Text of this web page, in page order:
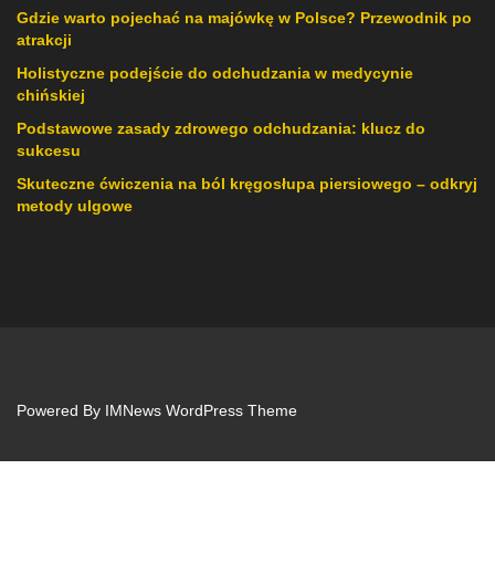
Gdzie warto pojechać na majówkę w Polsce? Przewodnik po
atrakcji
Holistyczne podejście do odchudzania w medycynie
chińskiej
Podstawowe zasady zdrowego odchudzania: klucz do
sukcesu
Skuteczne ćwiczenia na ból kręgosłupa piersiowego – odkryj
metody ulgowe
Powered By IMNews WordPress Theme